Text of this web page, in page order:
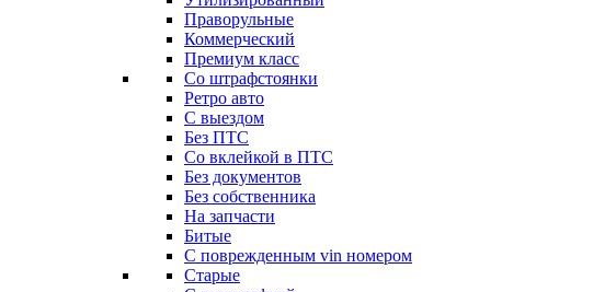
Праворульные
Коммерческий
Премиум класс
Со штрафстоянки
Ретро авто
С выездом
Без ПТС
Со вклейкой в ПТС
Без документов
Без собственника
На запчасти
Битые
С поврежденным vin номером
Старые